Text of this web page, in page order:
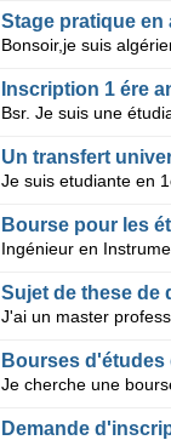
Stage pratique en
Inscription 1 ére
Un transfert
Bourse pour les
Sujet de these de
Bourses
Demande